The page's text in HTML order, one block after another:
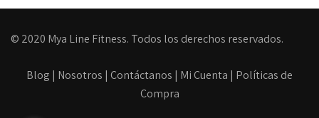
© 2020 Mya Line Fitness. Todos los derechos reservados.
Blog | Nosotros | Contáctanos | Mi Cuenta | Políticas de
Compra